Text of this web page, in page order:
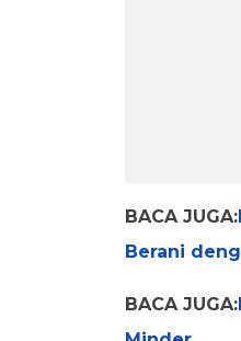
BACA JUGA:
Berani
BACA JUGA: